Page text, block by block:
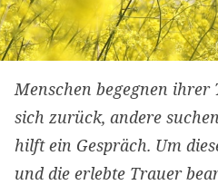
Menschen begegnen
sich zurück, andere
hilft ein Gespräch. Um
unddie erlebte Trauer